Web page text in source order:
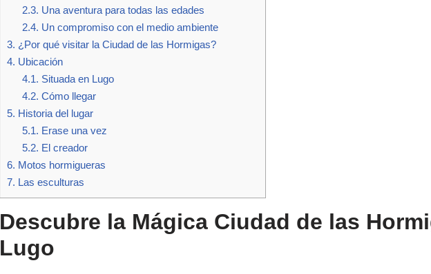
2.3. Una aventura para todas las edades
2.4. Un compromiso con el medio ambiente
3. ¿Por qué visitar la Ciudad de las Hormigas?
4. Ubicación
4.1. Situada en Lugo
4.2. Cómo llegar
5. Historia del lugar
5.1. Erase una vez
5.2. El creador
6. Motos hormigueras
7. Las esculturas
Descubre la Mágica Ciudad de las
Lugo